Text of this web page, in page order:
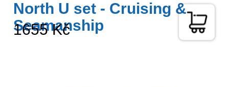
North U set - Cruising &
Seamanship
1655 Kč